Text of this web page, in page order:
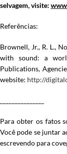
selvagem, visite:
Referências:
Brownell, Jr., R. L.,
with sound: a
Publications,
website: http://
Para obter os fatos
Você pode se juntar
escrevendo para